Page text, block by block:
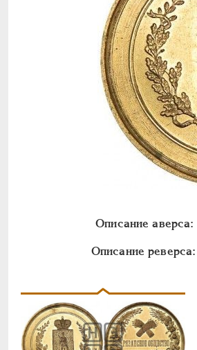
Описание аверса:
Описание реверса: